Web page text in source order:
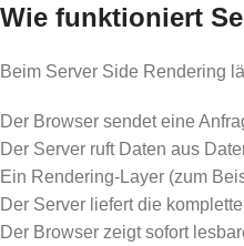
Wie funktioniert
Beim Server Side Rendering
Der Browser sendet eine
Der Server ruft Daten aus
Ein Rendering-Layer (zum
Der Server liefert die
Der Browser zeigt sofort